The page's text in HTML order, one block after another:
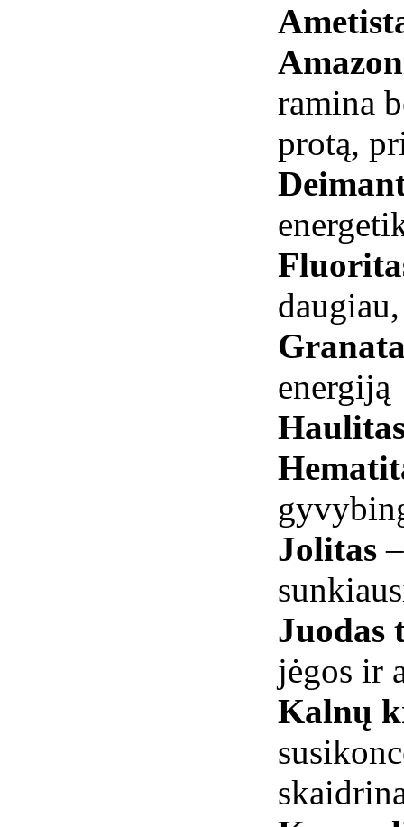
ramina
protą,
energiją
Jolitas
Juodas
jėgos ir
Kalnų